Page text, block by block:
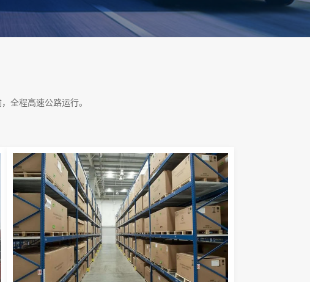
全程高速公路运行。